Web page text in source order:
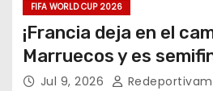
FIFA WORLD CUP 2026
¡Francia deja en el
Marruecos y es
Jul 9, 2026